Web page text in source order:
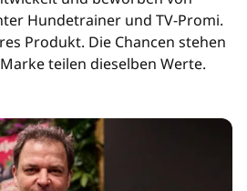
Hundetrainer und TV-Promi.
Produkt. Die Chancen stehen
teilen dieselben Werte.